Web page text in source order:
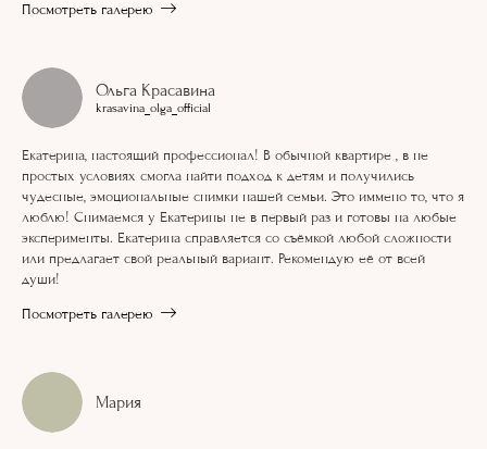
Посмотреть галерею
Ольга Красавина
krasavina_olga_official
Екатерина, настоящий профессионал! В обычной квартире , в не
простых условиях смогла найти подход к детям и получились
чудесные, эмоциональные снимки нашей семьи. Это иммено то, что я
люблю! Снимаемся у Екатерины не в первый раз и готовы на любые
эксперименты. Екатерина справляется со съёмкой любой сложности
или предлагает свой реальный вариант. Рекомендую её от всей
души!
Посмотреть галерею
Мария